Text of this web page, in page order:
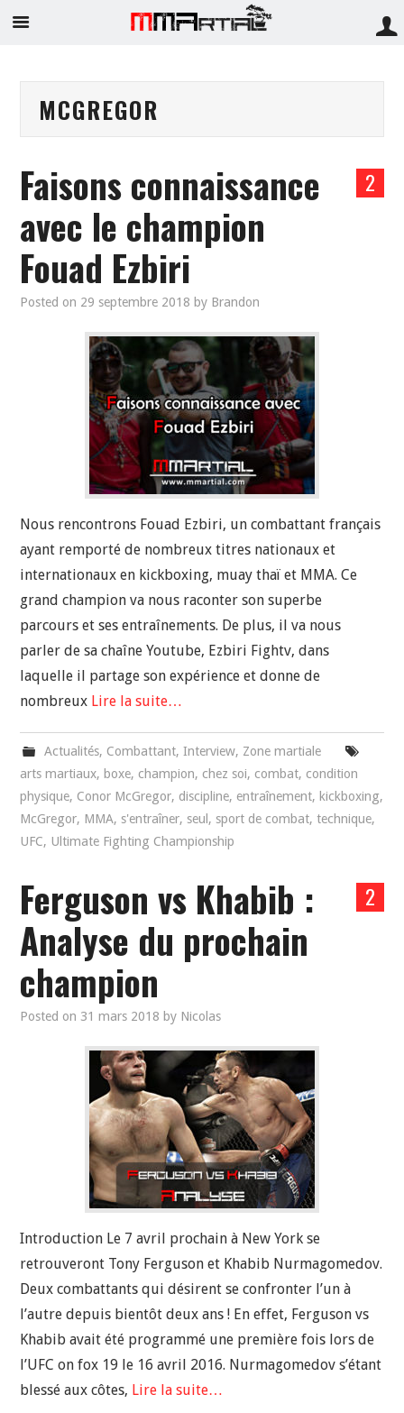
MCGREGOR
2
Faisons connaissance
avec le champion
Fouad Ezbiri
Posted on 29 septembre 2018 by Brandon
Nous rencontrons Fouad Ezbiri, un combattant français
ayant remporté de nombreux titres nationaux et
internationaux en kickboxing, muay thaï et MMA. Ce
grand champion va nous raconter son superbe
parcours et ses entraînements. De plus, il va nous
parler de sa chaîne Youtube, Ezbiri Fightv, dans
laquelle il partage son expérience et donne de
nombreux Lire la suite…
Actualités, Combattant, Interview, Zone martiale
arts martiaux, boxe, champion, chez soi, combat, condition
physique, Conor McGregor, discipline, entraînement, kickboxing,
McGregor, MMA, s'entraîner, seul , sport de combat, technique,
UFC, Ultimate Fighting Championship
2
Ferguson vs Khabib :
Analyse du prochain
champion
Posted on 31 mars 2018 by Nicolas
Introduction Le 7 avril prochain à New York se
retrouveront Tony Ferguson et Khabib Nurmagomedov.
Deux combattants qui désirent se confronter l’un à
l’autre depuis bientôt deux ans ! En effet, Ferguson vs
Khabib avait été programmé une première fois lors de
l’UFC on fox 19 le 16 avril 2016. Nurmagomedov s’étant
blessé aux côtes, Lire la suite…